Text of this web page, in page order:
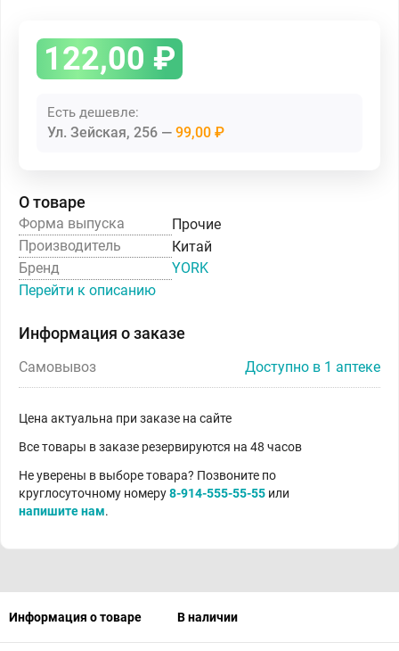
122,00 ₽
Есть дешевле:
Ул. Зейская, 256 99,00 ₽
О товаре
Форма выпуска
Прочие
Производитель
Китай
Бренд
YORK
Перейти к описанию
Информация о заказе
Самовывоз Доступно в 1 аптеке
Цена актуальна при заказе на сайте
Все товары в заказе резервируются на 48 часов
Не уверены в выборе товара? Позвоните по
круглосуточному номеру8-914-555-55-55 или
напишите нам.
Информация о товаре В наличии